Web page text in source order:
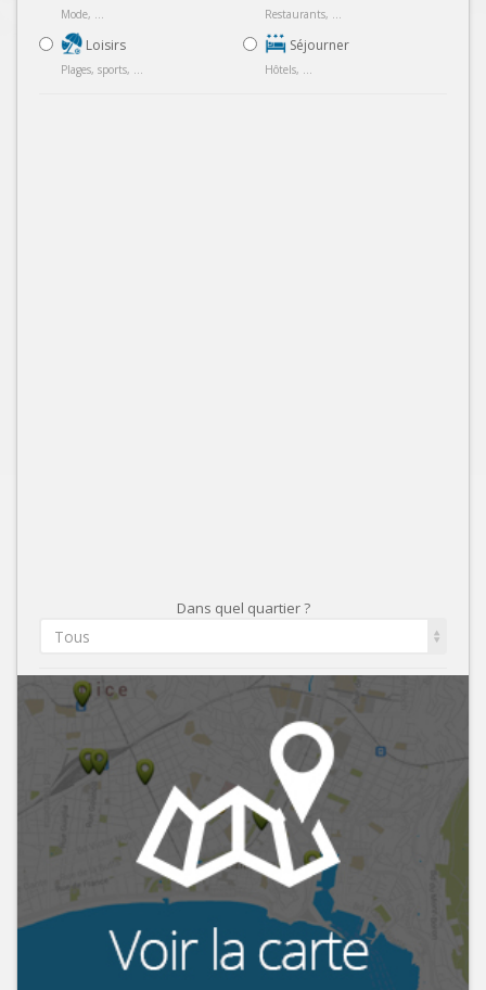
Mode, ...
Loisirs
Plages, sports, ...
Restaurants, ...
Séjourner
Hôtels, ...
Dans quel quartier ?
Tous